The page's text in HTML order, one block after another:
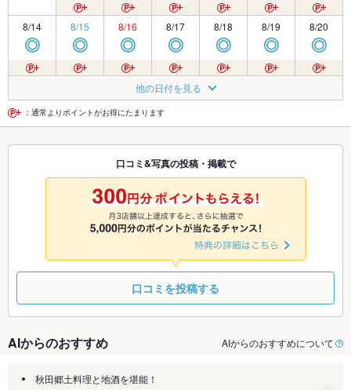
8/14
◎
8/15
◎
8/16
◎
8/17
◎
8/18
◎
8/19
◎
8/20
◎
◎ ◎
8/23
◎
8/24
◎
8/25
◎ ◎ ◎
8/28 8/29 8/30
◎
8/31
◎
9/1
◎
9/2 9/3
9/6
◎
9/7
◎
9/8
◎
他の日付を見る
：通常よりポイントがお得にたまります
口コミ&写真の投稿・掲載で
口コミを投稿する
AIからのおすすめ AIからのおすすめについて
秋田郷土料理と地酒を堪能！